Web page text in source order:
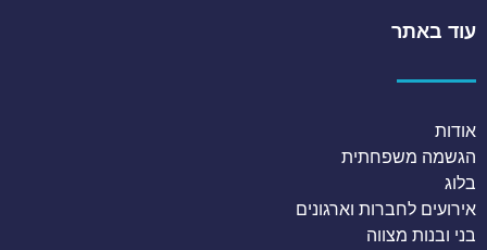
עוד באתר
אודות
הגשמה משפחתית
בלוג
אירועים לחברות וארגונים
בני ובנות מצווה